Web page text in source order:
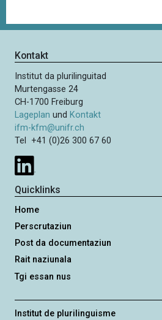
Kontakt
Institut da plurilinguitad
Murtengasse 24
CH-1700 Freiburg
Lageplan und Kontakt
ifm-kfm@unifr.ch
Tel +41 (0)26 300 67 60
Quicklinks
Home
Perscrutaziun
Post da documentaziun
Rait naziunala
Tgi essan nus
Institut de plurilinguisme